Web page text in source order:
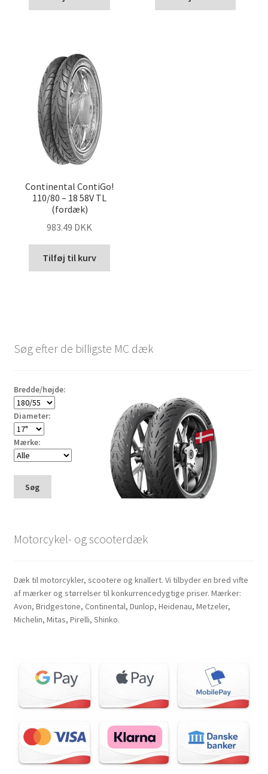
Continental ContiGo!
110/80 – 18 58V TL
(fordæk)
983.49 DKK
Tilføj til kurv
Søg efter de billigste MC dæk
Bredde/højde:
Diameter:
Mærke:
Søg
Motorcykel- og scooterdæk
Dæk til motorcykler, scootere og knallert. Vi tilbyder en bred vifte
af mærker og størrelser til konkurrencedygtige priser. Mærker:
Avon, Bridgestone, Continental, Dunlop, Heidenau, Metzeler,
Michelin, Mitas, Pirelli, Shinko.